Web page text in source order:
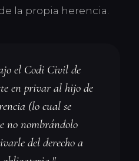
la propia herencia.
el Codi Civil de
en privar al hijo de
(lo cual se
no nombrándolo
del derecho a